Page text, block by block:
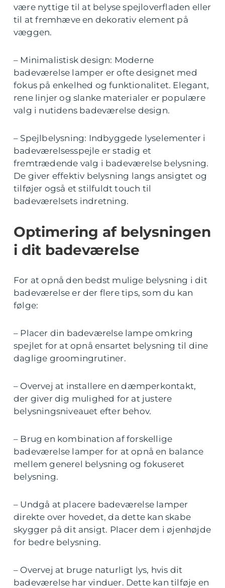
være nyttige til at belyse spejloverfladen eller
til at fremhæve en dekorativ element på
væggen.
– Minimalistisk design: Moderne
badeværelse lamper er ofte designet med
fokus på enkelhed og funktionalitet. Elegant,
rene linjer og slanke materialer er populære
valg i nutidens badeværelse design.
– Spejlbelysning: Indbyggede lyselementer i
badeværelsesspejle er stadig et
fremtrædende valg i badeværelse belysning.
De giver effektiv belysning langs ansigtet og
tilføjer også et stilfuldt touch til
badeværelsets indretning.
Optimering af belysningen
i dit badeværelse
For at opnå den bedst mulige belysning i dit
badeværelse er der flere tips, som du kan
følge:
– Placer din badeværelse lampe omkring
spejlet for at opnå ensartet belysning til dine
daglige groomingrutiner.
– Overvej at installere en dæmperkontakt,
der giver dig mulighed for at justere
belysningsniveauet efter behov.
– Brug en kombination af forskellige
badeværelse lamper for at opnå en balance
mellem generel belysning og fokuseret
belysning.
– Undgå at placere badeværelse lamper
direkte over hovedet, da dette kan skabe
skygger på dit ansigt. Placer dem i øjenhøjde
for bedre belysning.
– Overvej at bruge naturligt lys, hvis dit
badeværelse har vinduer. Dette kan tilføje en